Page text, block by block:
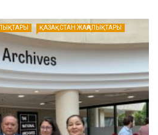
ҚАЗАҚСТАН ЖАҢАЛЫҚТАРЫ